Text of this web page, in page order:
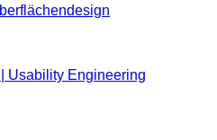
Usability Engineering